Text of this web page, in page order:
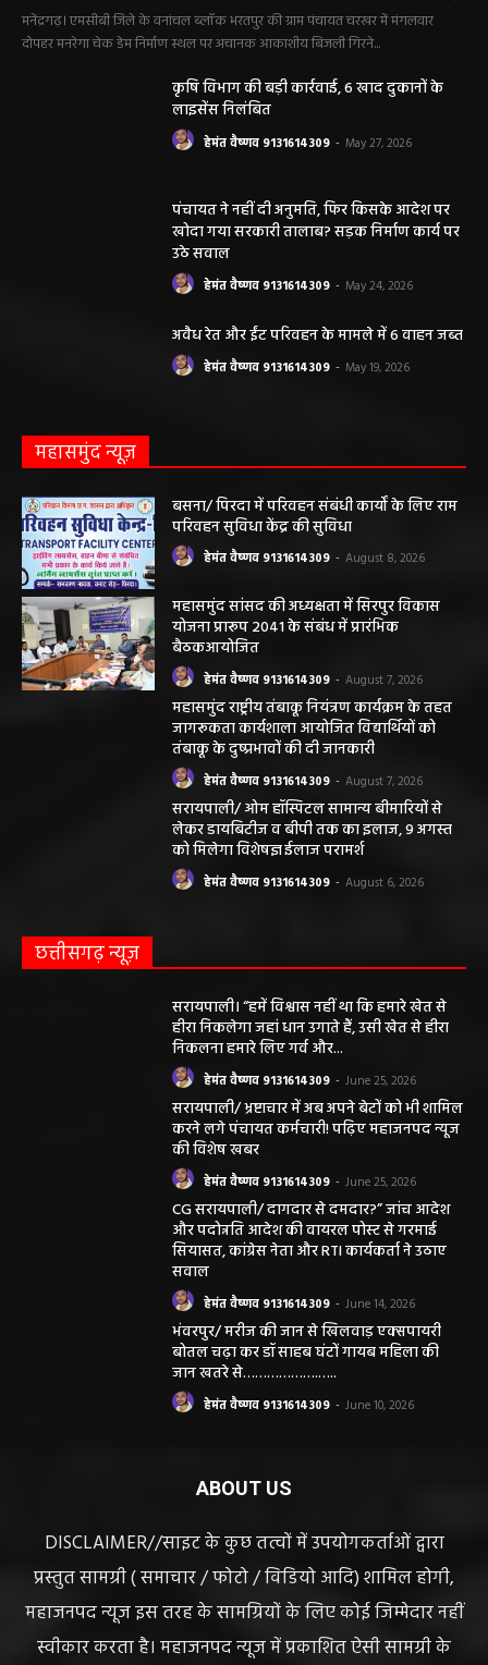
मनेंद्रगढ़। एमसीबी जिले के वनांचल ब्लॉक भरतपुर की ग्राम पंचायत चरखर में मंगलवार
दोपहर मनरेगा चेक डेम निर्माण स्थल पर अचानक आकाशीय बिजली गिरने...
कृषि विभाग की बड़ी कार्रवाई, 6 खाद दुकानों के
लाइसेंस निलंबित
हेमंत वैष्णव 9131614309 - May 27, 2026
पंचायत ने नहीं दी अनुमति, फिर किसके आदेश पर
खोदा गया सरकारी तालाब? सड़क निर्माण कार्य पर
उठे सवाल
हेमंत वैष्णव 9131614309 - May 24, 2026
अवैध रेत और ईंट परिवहन के मामले में 6 वाहन जब्त
हेमंत वैष्णव 9131614309 - May 19, 2026
महासमुंद न्यूज़
बसना/ पिरदा में परिवहन संबंधी कार्यों के लिए राम
परिवहन सुविधा केंद्र की सुविधा
हेमंत वैष्णव 9131614309 - August 8, 2026
महासमुंद सांसद की अध्यक्षता में सिरपुर विकास
योजना प्रारूप 2041 के संबंध में प्रारंभिक
बैठकआयोजित
हेमंत वैष्णव 9131614309 - August 7, 2026
महासमुंद राष्ट्रीय तंबाकू नियंत्रण कार्यक्रम के तहत
जागरूकता कार्यशाला आयोजित विद्यार्थियों को
तंबाकू के दुष्प्रभावों की दी जानकारी
हेमंत वैष्णव 9131614309 - August 7, 2026
सरायपाली/ ओम हॉस्पिटल सामान्य बीमारियों से
लेकर डायबिटीज व बीपी तक का इलाज, 9 अगस्त
को मिलेगा विशेषज्ञ ईलाज परामर्श
हेमंत वैष्णव 9131614309 - August 6, 2026
छत्तीसगढ़ न्यूज़
सरायपाली। “हमें विश्वास नहीं था कि हमारे खेत से
हीरा निकलेगा जहां धान उगाते हैं, उसी खेत से हीरा
निकलना हमारे लिए गर्व और...
हेमंत वैष्णव 9131614309 - June 25, 2026
सरायपाली/ भ्रष्टाचार में अब अपने बेटों को भी शामिल
करने लगे पंचायत कर्मचारी! पढ़िए महाजनपद न्यूज
की विशेष खबर
हेमंत वैष्णव 9131614309 - June 25, 2026
CG सरायपाली/ दागदार से दमदार?” जांच आदेश
और पदोन्नति आदेश की वायरल पोस्ट से गरमाई
सियासत, कांग्रेस नेता और RTI कार्यकर्ता ने उठाए
सवाल
हेमंत वैष्णव 9131614309 - June 14, 2026
भंवरपुर/ मरीज की जान से खिलवाड़ एक्सपायरी
बोतल चढ़ा कर डॉ साहब घंटों गायब महिला की
जान खतरे से……………….…..
हेमंत वैष्णव 9131614309 - June 10, 2026
ABOUT US
DISCLAIMER//साइट के कुछ तत्वों में उपयोगकर्ताओं द्वारा
प्रस्तुत सामग्री ( समाचार / फोटो / विडियो आदि) शामिल होगी,
महाजनपद न्यूज इस तरह के सामग्रियों के लिए कोई जिम्मेदार नहीं
स्वीकार करता है। महाजनपद न्यूज में प्रकाशित ऐसी सामग्री के